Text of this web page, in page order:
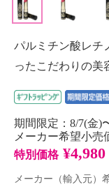
パルミチン酸レチ
ったこだわりの美
期間限定：8/7(金)
メーカー希望小
特別価格 ¥4,980
メーカー（輸入元）